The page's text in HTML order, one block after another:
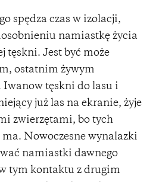
spędza czas w izolacji,
namiastkę życia
tęskni. Jest być może
ostatnim żywym
Iwanow tęskni do lasu i
już las na ekranie, żyje
zwierzętami, bo tych
Nowoczesne wynalazki
namiastki dawnego
tym kontaktu z drugim